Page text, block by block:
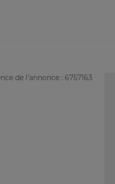
de l'annonce : 6757163